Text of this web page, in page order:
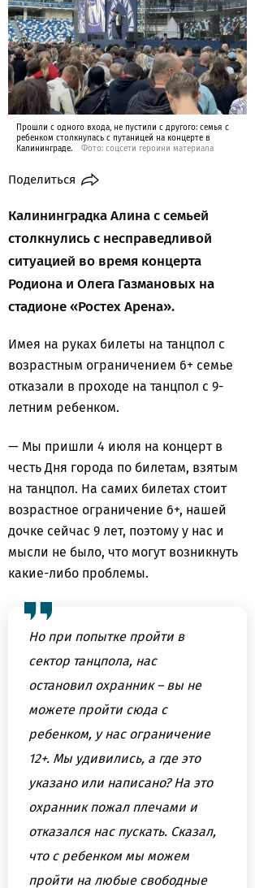
Прошли с одного входа, не пустили с другого: семья с
ребенком столкнулась с путаницей на концерте в
Калининграде.
Фото: соцсети героини материала
Поделиться
Калининградка Алина с семьей
столкнулись с несправедливой
ситуацией во время концерта
Родиона и Олега Газмановых на
стадионе «Ростех Арена».
Имея на руках билеты на танцпол с
возрастным ограничением 6+ семье
отказали в проходе на танцпол с 9-
летним ребенком.
— Мы пришли 4 июля на концерт в
честь Дня города по билетам, взятым
на танцпол. На самих билетах стоит
возрастное ограничение 6+, нашей
дочке сейчас 9 лет, поэтому у нас и
мысли не было, что могут возникнуть
какие-либо проблемы.
Но при попытке пройти в
сектор танцпола, нас
остановил охранник – вы не
можете пройти сюда с
ребенком, у нас ограничение
12+. Мы удивились, а где это
указано или написано? На это
охранник пожал плечами и
отказался нас пускать. Сказал,
что с ребенком мы можем
пройти на любые свободные